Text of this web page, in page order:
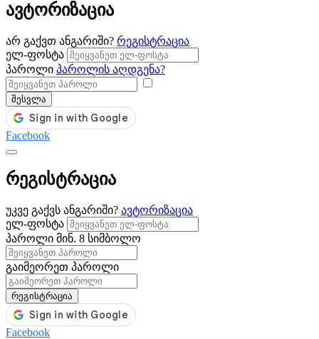
ავტორიზაცია
არ გაქვთ ანგარიში? რეგისტრაცია
ელ-ფოსტა
პაროლი პაროლის აღდგენა?
შესვლა
Facebook
რეგისტრაცია
უკვე გაქვს ანგარიში? ავტორიზაცია
ელ-ფოსტა
პაროლი მინ. 8 სიმბოლო
გაიმეორეთ პაროლი
რეგისტრაცია
Facebook